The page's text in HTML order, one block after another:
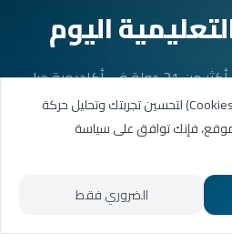
اليوم
انضم إلى آلاف الطلاب من أكثر من 31 دولة في أكاديمية جيل
الأولى مجانية.
التجريبية
عبر واتساب
نستخدم ملفات تعريف الارتباط (Cookies) لتحسين تجربتك وتحليل حركة
فإنك توافق على سياسة
الضروري فقط